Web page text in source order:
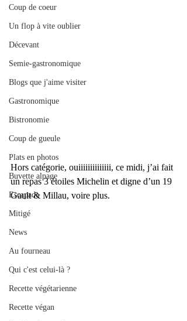
Coup de coeur
Un flop à vite oublier
Décevant
Semie-gastronomique
Blogs que j'aime visiter
Gastronomique
Bistronomie
Coup de gueule
Plats en photos
Buvette alpage
Escapade
Mitigé
News
Au fourneau
Qui c'est celui-là ?
Recette végétarienne
Recette végan
Hors catégorie, ouiiiiiiiiiiiiii, ce midi, j’ai fait
un repas 3 étoiles Michelin et digne d’un 19
Gault & Millau, voire plus.